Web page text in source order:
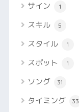
サイン 1
スキル 5
スタイル 1
スポット 1
ソング 31
タイミング 33